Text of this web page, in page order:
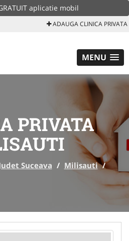
aplicatie mobil
ADAUGA CLINICA PRIVATA
MENU
PRIVATA
Suceava / Milisauti /